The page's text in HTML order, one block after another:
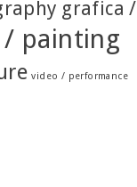
grafica /
painting
video / performance